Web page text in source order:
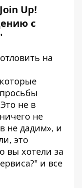
Up!
с
на
не в
не
не дадим», и
это
вы хотели за
и все